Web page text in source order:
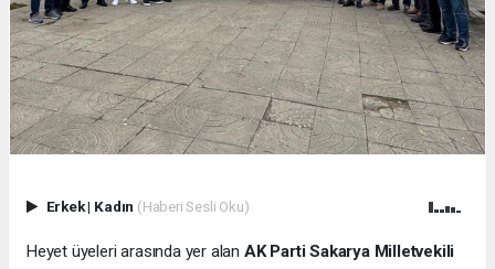
Erkek| Kadın (Haberi Sesli Oku)
Heyet üyeleri arasında yer alan AK Parti Sakarya Milletvekili